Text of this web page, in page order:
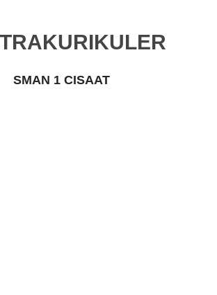
SMAN 1 CISAAT